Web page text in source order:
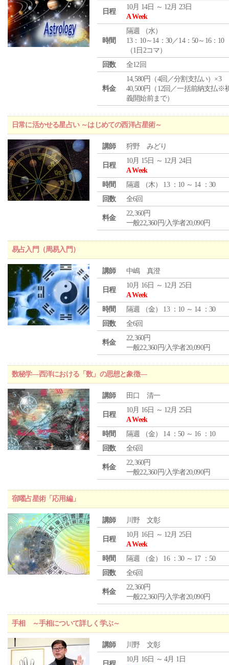
日程
10月 14日 ～ 12月 23日
A Week
時間
隔週 （水）
13：10～14：30／14：50～16：10
（1日2コマ）
回数
全12回
料金
14,580円（4回／分割支払い）×3
40,500円（12回／一括前納支払※
義開始前まで）
日常に活かせる星占い ～はじめての西洋占星術～
講師 狩野 みどり
日程
10月 15日 ～ 12月 24日
A Week
時間
隔週 （木） 13 ：10 ～ 14 ：30
回数
全6回
料金
22,360円
一般22,360円/入学者20,090円
易占入門（周易入門）
講師 中嶋 真澄
日程
10月 16日 ～ 12月 25日
A Week
時間
隔週 （金） 13 ：10 ～ 14 ：30
回数
全6回
料金
22,360円
一般22,360円/入学者20,090円
数秘学―西洋における「数」の思想と象徴―
講師 田口 清一
日程
10月 16日 ～ 12月 25日
A Week
時間
隔週 （金） 14 ：50 ～ 16 ：10
回数
全6回
料金
22,360円
一般22,360円/入学者20,090円
宿曜占星術「応用編」
講師 川野 文彰
日程
10月 16日 ～ 12月 25日
A Week
時間
隔週 （金） 16 ：30 ～ 17 ：50
回数
全6回
料金
22,360円
一般22,360円/入学者20,090円
手相 ～手相について詳しく学ぶ～
講師 川野 文彰
10月 16日 ～ 4月 1日